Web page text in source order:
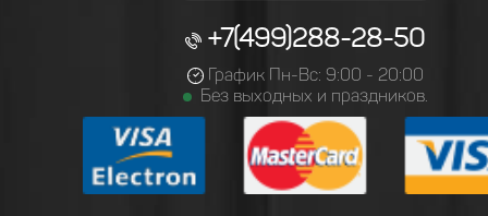
+7(499)288-28-50
График Пн-Вс: 9:00 - 20:00
Без выходных и праздников.